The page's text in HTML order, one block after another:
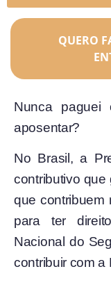
QUERO
Nunca
aposentar?
No Brasil, a
contributivo que
que contribuem
para ter
Nacional do
contribuir com a